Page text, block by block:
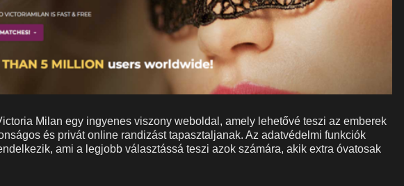
Milan egy ingyenes viszony weboldal, amely lehetővé teszi az emberek
és privát online randizást tapasztaljanak. Az adatvédelmi funkciók
ami a legjobb választássá teszi azok számára, akik extra óvatosak